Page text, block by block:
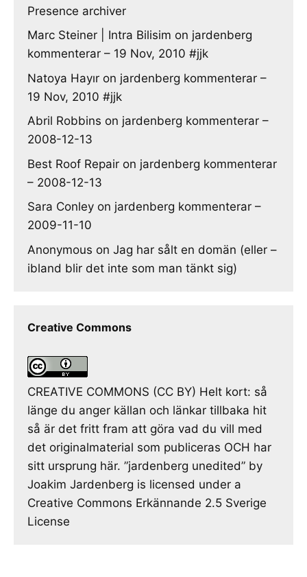
Presence archiver
Marc Steiner | Intra Bilisim on jardenberg
kommenterar – 19 Nov, 2010 #jjk
Natoya Hayır on jardenberg kommenterar –
19 Nov, 2010 #jjk
Abril Robbins on jardenberg kommenterar –
2008-12-13
Best Roof Repair on jardenberg kommenterar
– 2008-12-13
Sara Conley on jardenberg kommenterar –
2009-11-10
Anonymous on Jag har sålt en domän (eller –
ibland blir det inte som man tänkt sig)
Creative Commons
CREATIVE COMMONS (CC BY) Helt kort: så
länge du anger källan och länkar tillbaka hit
så är det fritt fram att göra vad du vill med
det originalmaterial som publiceras OCH har
sitt ursprung här. ”jardenberg unedited” by
Joakim Jardenberg is licensed under a
Creative Commons Erkännande 2.5 Sverige
License